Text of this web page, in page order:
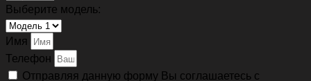
Выберите модель:
Имя
Телефон
Отправляя данную форму Вы соглашаетесь с